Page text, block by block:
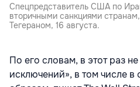
Спецпредставитель США по
вторичными санкциями
Тегераном, 16 августа.
По его словам, в этот раз
исключений», в том числе в